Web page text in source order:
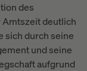
des
deutlich
sich durch seine
und seine
aufgrund